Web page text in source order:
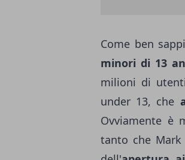
Come ben
minori di 13
milioni di
under 13, che
Ovviamente è
tanto che Mark